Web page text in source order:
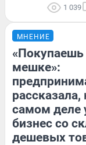
1 039
МНЕНИЕ
«Покупаешь
мешке»:
рассказала,
самом деле
бизнес со
дешевых